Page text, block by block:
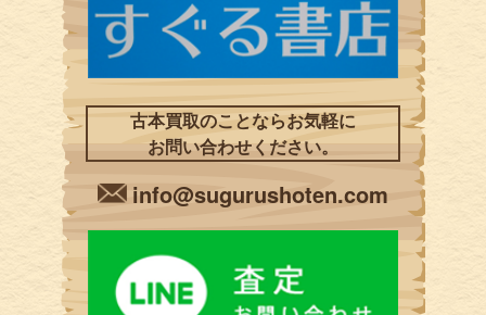
古本買取のことならお気軽に
お問い合わせください。
info@sugurushoten.com